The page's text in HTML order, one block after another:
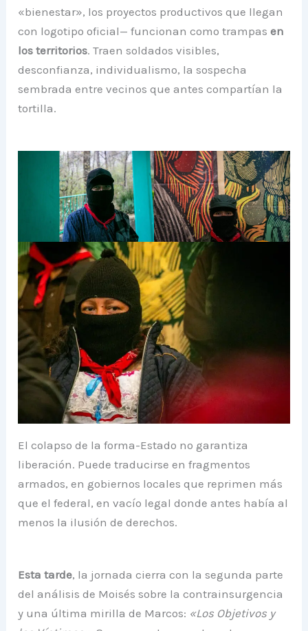
«bienestar», los proyectos productivos que llegan
con logotipo oficial— funcionan como trampas en
los territorios. Traen soldados visibles,
desconfianza, individualismo, la sospecha
sembrada entre vecinos que antes compartían la
tortilla.
El colapso de la forma-Estado no garantiza
liberación. Puede traducirse en fragmentos
armados, en gobiernos locales que reprimen más
que el federal, en vacío legal donde antes había al
menos la ilusión de derechos.
Esta tarde, la jornada cierra con la segunda parte
del análisis de Moisés sobre la contrainsurgencia
y una última mirilla de Marcos: «Los Objetivos y